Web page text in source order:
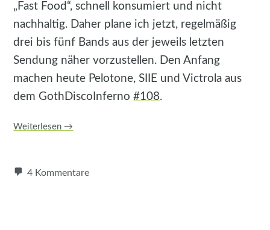
„Fast Food“, schnell konsumiert und nicht
nachhaltig. Daher plane ich jetzt, regelmäßig
drei bis fünf Bands aus der jeweils letzten
Sendung näher vorzustellen. Den Anfang
machen heute Pelotone, SIIE und Victrola aus
dem GothDiscoInferno#108.
Weiterlesen →
4 Kommentare